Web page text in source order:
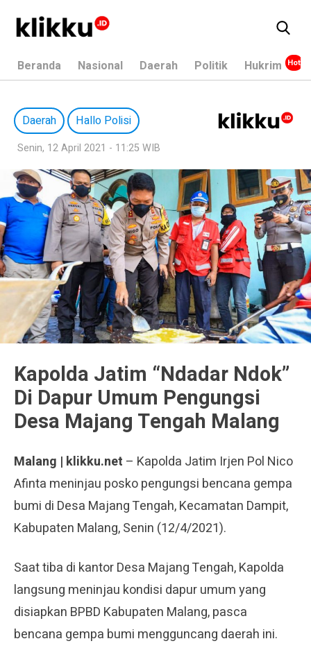
Beranda Nasional Daerah Politik Hukrim
Daerah Hallo Polisi
Senin, 12 April 2021 - 11:25 WIB
Kapolda Jatim “Ndadar Ndok”
Di Dapur Umum Pengungsi
Desa Majang Tengah Malang
Malang | klikku.net – Kapolda Jatim Irjen Pol Nico
Afinta meninjau posko pengungsi bencana gempa
bumi di Desa Majang Tengah, Kecamatan Dampit,
Kabupaten Malang, Senin (12/4/2021).
Saat tiba di kantor Desa Majang Tengah, Kapolda
langsung meninjau kondisi dapur umum yang
disiapkan BPBD Kabupaten Malang, pasca
bencana gempa bumi mengguncang daerah ini.